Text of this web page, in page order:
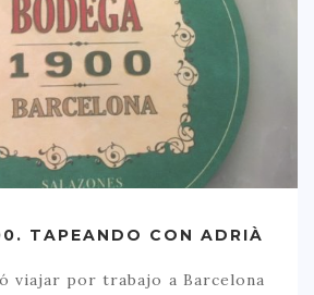
TAPEANDO CON ADRIÀ
viajar por trabajo a Barcelona